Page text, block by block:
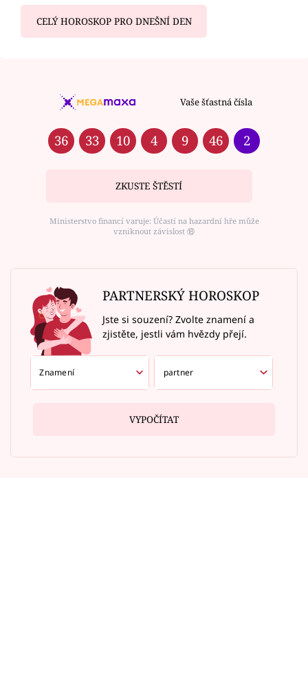
CELÝ HOROSKOP PRO DNEŠNÍ DEN
Vaše šťastná čísla
36 33 10 4 9 46 2
ZKUSTE ŠTĚSTÍ
Ministerstvo financí varuje: Účastí na hazardní hře může
vzniknout závislost ⑱
PARTNERSKÝ HOROSKOP
Jste si souzení? Zvolte znamení a
zjistěte, jestli vám hvězdy přejí.
VYPOČÍTAT